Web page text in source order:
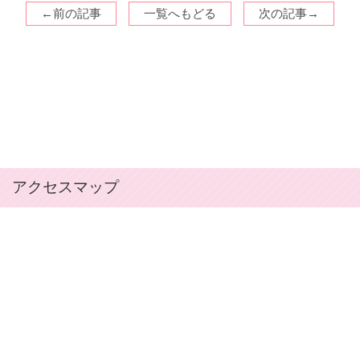
←前の記事 一覧へもどる 次の記事→
アクセスマップ